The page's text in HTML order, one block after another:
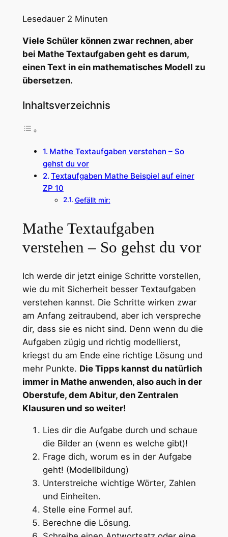
Lesedauer 2 Minuten
Viele Schüler können zwar rechnen, aber
bei Mathe Textaufgaben geht es darum,
einen Text in ein mathematisches Modell zu
übersetzen.
Inhaltsverzeichnis
Mathe Textaufgaben verstehen – So
gehst du vor
Textaufgaben Mathe Beispiel auf einer
ZP 10
Gefällt mir:
Mathe Textaufgaben
verstehen – So gehst du vor
Ich werde dir jetzt einige Schritte vorstellen,
wie du mit Sicherheit besser Textaufgaben
verstehen kannst. Die Schritte wirken zwar
am Anfang zeitraubend, aber ich verspreche
dir, dass sie es nicht sind. Denn wenn du die
Aufgaben zügig und richtig modellierst,
kriegst du am Ende eine richtige Lösung und
mehr Punkte. Die Tipps kannst du natürlich
immer in Mathe anwenden, also auch in der
Oberstufe, dem Abitur, den Zentralen
Klausuren und so weiter!
Lies dir die Aufgabe durch und schaue
die Bilder an (wenn es welche gibt)!
Frage dich, worum es in der Aufgabe
geht! (Modellbildung)
Unterstreiche wichtige Wörter, Zahlen
und Einheiten.
Stelle eine Formel auf.
Berechne die Lösung.